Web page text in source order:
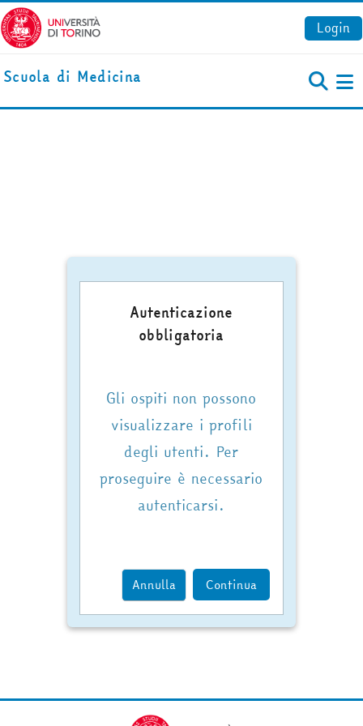
Vai al contenuto principale
Login
Scuola di Medicina
Autenticazione
obbligatoria
Gli ospiti non possono
visualizzare i profili
degli utenti. Per
proseguire è necessario
autenticarsi.
Annulla Continua